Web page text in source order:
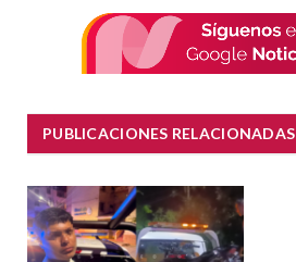
PUBLICACIONES RELACIONADAS